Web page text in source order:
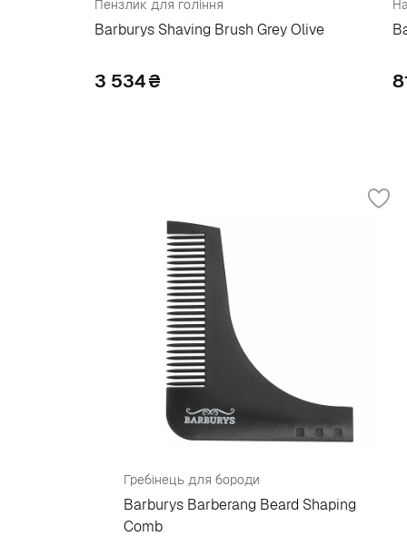
Пензлик для гоління
Barburys Shaving Brush Grey Olive
3 534₴
Гребінець для бороди
Barburys Barberang Beard Shaping
Comb